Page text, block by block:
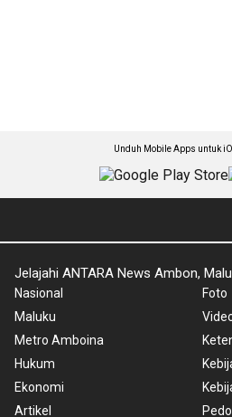
Unduh Mobile Apps untuk
Jelajahi ANTARA News Ambon,
Nasional
Maluku
Metro Amboina
Hukum
Ekonomi
Artikel
Foto